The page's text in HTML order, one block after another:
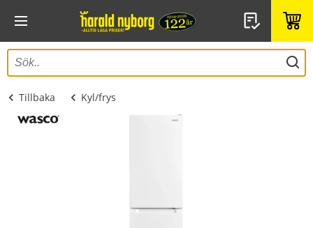
Tillbaka Kyl/frys